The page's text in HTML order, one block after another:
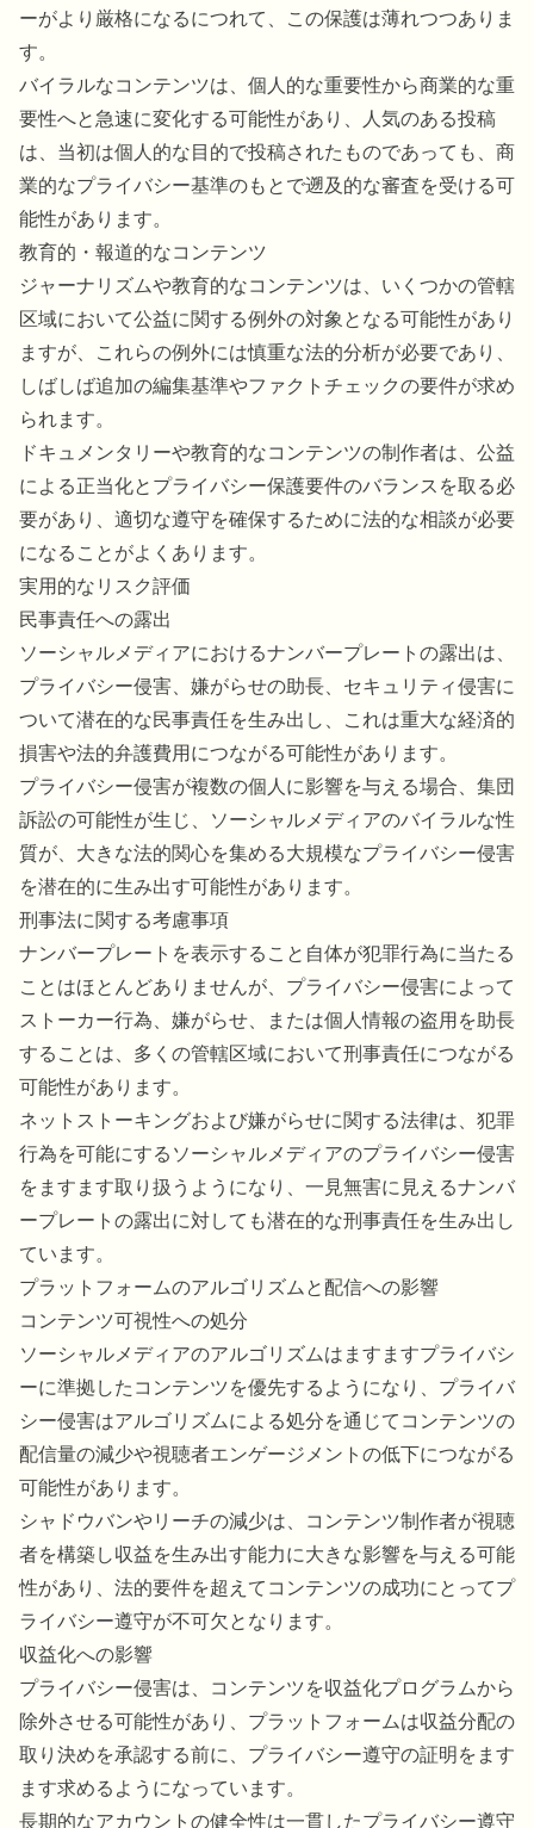
ーがより厳格になるにつれて、この保護は薄れつつありま
す。
バイラルなコンテンツは、個人的な重要性から商業的な重
要性へと急速に変化する可能性があり、人気のある投稿
は、当初は個人的な目的で投稿されたものであっても、商
業的なプライバシー基準のもとで遡及的な審査を受ける可
能性があります。
教育的・報道的なコンテンツ
ジャーナリズムや教育的なコンテンツは、いくつかの管轄
区域において公益に関する例外の対象となる可能性があり
ますが、これらの例外には慎重な法的分析が必要であり、
しばしば追加の編集基準やファクトチェックの要件が求め
られます。
ドキュメンタリーや教育的なコンテンツの制作者は、公益
による正当化とプライバシー保護要件のバランスを取る必
要があり、適切な遵守を確保するために法的な相談が必要
になることがよくあります。
実用的なリスク評価
民事責任への露出
ソーシャルメディアにおけるナンバープレートの露出は、
プライバシー侵害、嫌がらせの助長、セキュリティ侵害に
ついて潜在的な民事責任を生み出し、これは重大な経済的
損害や法的弁護費用につながる可能性があります。
プライバシー侵害が複数の個人に影響を与える場合、集団
訴訟の可能性が生じ、ソーシャルメディアのバイラルな性
質が、大きな法的関心を集める大規模なプライバシー侵害
を潜在的に生み出す可能性があります。
刑事法に関する考慮事項
ナンバープレートを表示すること自体が犯罪行為に当たる
ことはほとんどありませんが、プライバシー侵害によって
ストーカー行為、嫌がらせ、または個人情報の盗用を助長
することは、多くの管轄区域において刑事責任につながる
可能性があります。
ネットストーキングおよび嫌がらせに関する法律は、犯罪
行為を可能にするソーシャルメディアのプライバシー侵害
をますます取り扱うようになり、一見無害に見えるナンバ
ープレートの露出に対しても潜在的な刑事責任を生み出し
ています。
プラットフォームのアルゴリズムと配信への影響
コンテンツ可視性への処分
ソーシャルメディアのアルゴリズムはますますプライバシ
ーに準拠したコンテンツを優先するようになり、プライバ
シー侵害はアルゴリズムによる処分を通じてコンテンツの
配信量の減少や視聴者エンゲージメントの低下につながる
可能性があります。
シャドウバンやリーチの減少は、コンテンツ制作者が視聴
者を構築し収益を生み出す能力に大きな影響を与える可能
性があり、法的要件を超えてコンテンツの成功にとってプ
ライバシー遵守が不可欠となります。
収益化への影響
プライバシー侵害は、コンテンツを収益化プログラムから
除外させる可能性があり、プラットフォームは収益分配の
取り決めを承認する前に、プライバシー遵守の証明をます
ます求めるようになっています。
長期的なアカウントの健全性は一貫したプライバシー遵守